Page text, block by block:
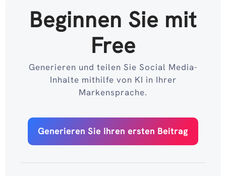
Beginnen Sie mit
Free
Generieren und teilen Sie Social Media-
Inhalte mithilfe von KI in Ihrer
Markensprache.
Generieren Sie Ihren ersten Beitrag